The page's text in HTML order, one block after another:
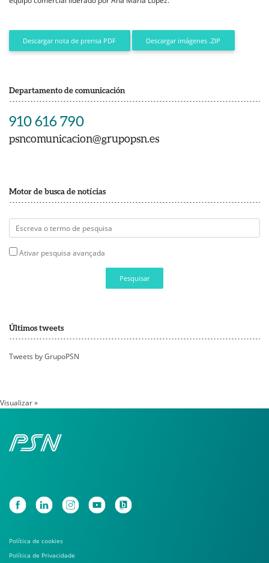
Descargar nota de prensa PDF Descargar imágenes .ZIP
Departamento de comunicación
910 616 790
psncomunicacion@grupopsn.es
Motor de busca de notícias
Ativar pesquisa avançada
Pesquisar
Últimos tweets
Tweets by GrupoPSN
Visualizar »
Política de cookies
Política de Privacidade